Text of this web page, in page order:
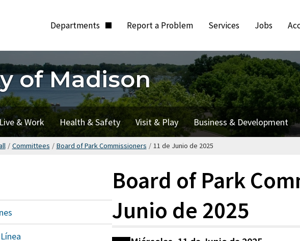
Departments Report a Problem Services Jobs
of Madison
& Work Health & Safety Visit & Play Business & Development
/ Committees / Board of Park Commissioners / 11 de Junio de 2025
Board of Park
Junio de 2025